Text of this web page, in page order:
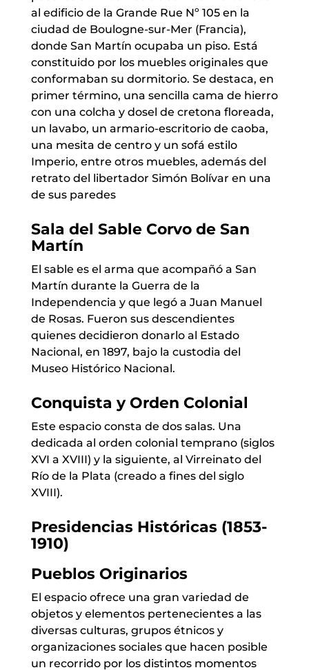
al edificio de la Grande Rue Nº 105 en la
ciudad de Boulogne-sur-Mer (Francia),
donde San Martín ocupaba un piso. Está
constituido por los muebles originales que
conformaban su dormitorio. Se destaca, en
primer término, una sencilla cama de hierro
con una colcha y dosel de cretona floreada,
un lavabo, un armario-escritorio de caoba,
una mesita de centro y un sofá estilo
Imperio, entre otros muebles, además del
retrato del libertador Simón Bolívar en una
de sus paredes
Sala del Sable Corvo de San
Martín
El sable es el arma que acompañó a San
Martín durante la Guerra de la
Independencia y que legó a Juan Manuel
de Rosas. Fueron sus descendientes
quienes decidieron donarlo al Estado
Nacional, en 1897, bajo la custodia del
Museo Histórico Nacional.
Conquista y Orden Colonial
Este espacio consta de dos salas. Una
dedicada al orden colonial temprano (siglos
XVI a XVIII) y la siguiente, al Virreinato del
Río de la Plata (creado a fines del siglo
XVIII).
Presidencias Históricas (1853-
1910)
Pueblos Originarios
El espacio ofrece una gran variedad de
objetos y elementos pertenecientes a las
diversas culturas, grupos étnicos y
organizaciones sociales que hacen posible
un recorrido por los distintos momentos